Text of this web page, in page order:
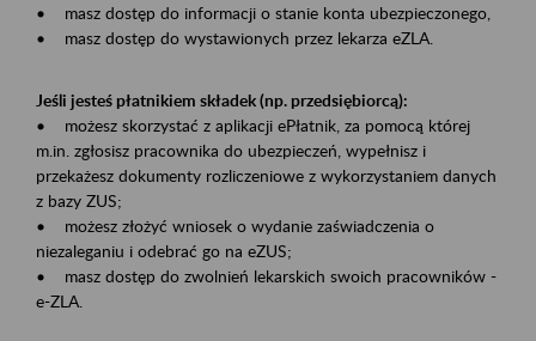
• masz dostęp do informacji o stanie konta ubezpieczonego,
• masz dostęp do wystawionych przez lekarza eZLA.
Jeśli jesteś płatnikiem składek (np. przedsiębiorcą):
• możesz skorzystać z aplikacji ePłatnik, za pomocą której
m.in. zgłosisz pracownika do ubezpieczeń, wypełnisz i
przekażesz dokumenty rozliczeniowe z wykorzystaniem danych
z bazy ZUS;
• możesz złożyć wniosek o wydanie zaświadczenia o
niezaleganiu i odebrać go na eZUS;
• masz dostęp do zwolnień lekarskich swoich pracowników -
e-ZLA.